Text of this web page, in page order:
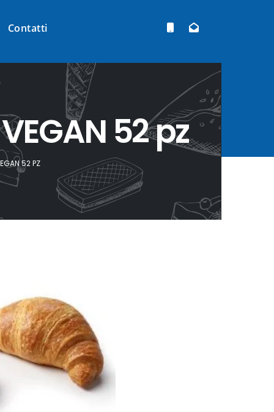
Contatti
52 pz
52 PZ